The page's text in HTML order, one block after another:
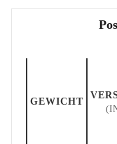
GEWICHT